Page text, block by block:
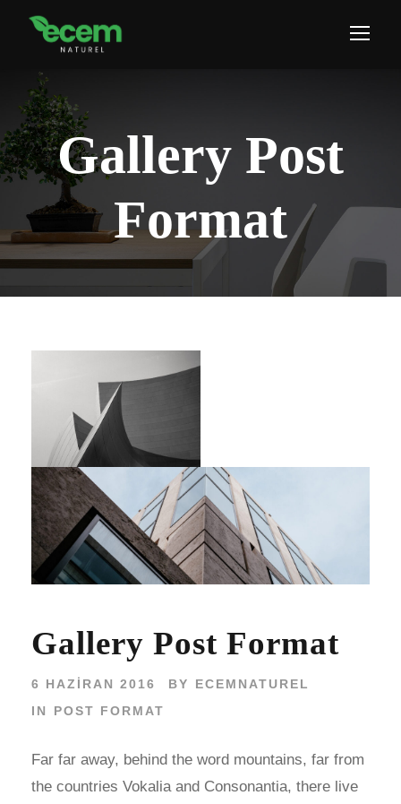
Gallery Post
Format
Gallery Post Format
6 HAZIRAN 2016 BY
ECEMNATUREL
IN
POST FORMAT
Far far away, behind the word mountains, far from
the countries Vokalia and Consonantia, there live